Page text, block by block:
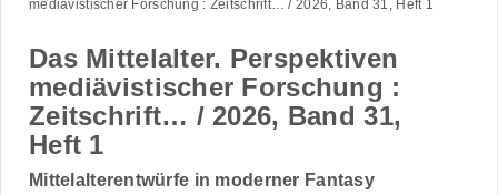
mediävistischer Forschung : Zeitschrift… / 2026, Band 31, Heft 1
Das Mittelalter. Perspektiven
mediävistischer Forschung :
Zeitschrift… / 2026, Band 31,
Heft 1
Mittelalterentwürfe in moderner Fantasy